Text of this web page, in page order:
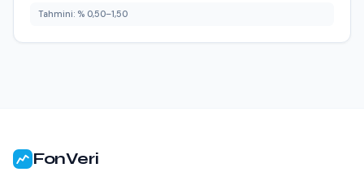
Tahmini: % 0,50–1,50
FonVeri